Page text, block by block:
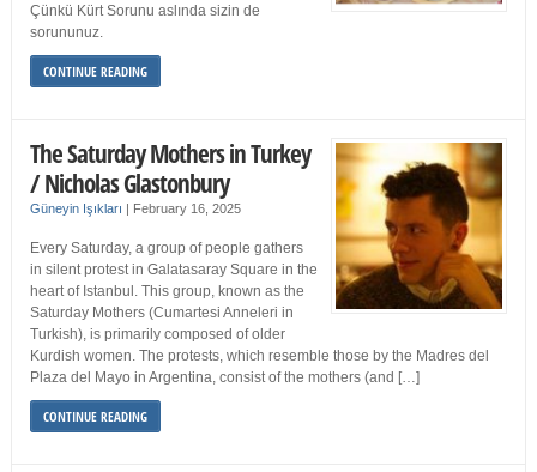
Çünkü Kürt Sorunu aslında sizin de
sorununuz.
CONTINUE READING
The Saturday Mothers in Turkey
/ Nicholas Glastonbury
Güneyin Işıkları | February 16, 2025
Every Saturday, a group of people gathers
in silent protest in Galatasaray Square in the
heart of Istanbul. This group, known as the
Saturday Mothers (Cumartesi Anneleri in
Turkish), is primarily composed of older
Kurdish women. The protests, which resemble those by the Madres del
Plaza del Mayo in Argentina, consist of the mothers (and […]
CONTINUE READING